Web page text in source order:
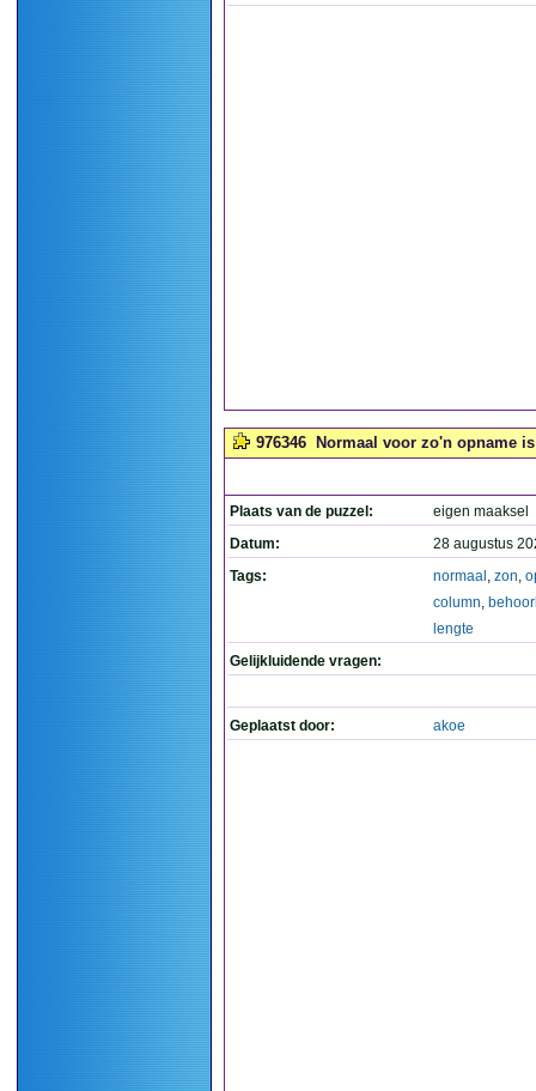
976346 Normaal voor zo'n opname
Plaats van de puzzel:
eigen maaksel
Datum:
28 augustus
Tags:
normaal , zon,
column,
lengte
Gelijkluidende vragen:
Geplaatst door: akoe